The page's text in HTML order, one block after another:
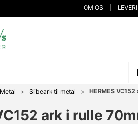
OM OS
Metal Slibeark til metal HERMES
ark i rulle